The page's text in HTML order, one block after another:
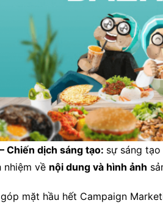
Chiến dịch sáng tạo: sự sáng
nhiệm về nội dung và hình ảnh
mặt hầu hết Campaign